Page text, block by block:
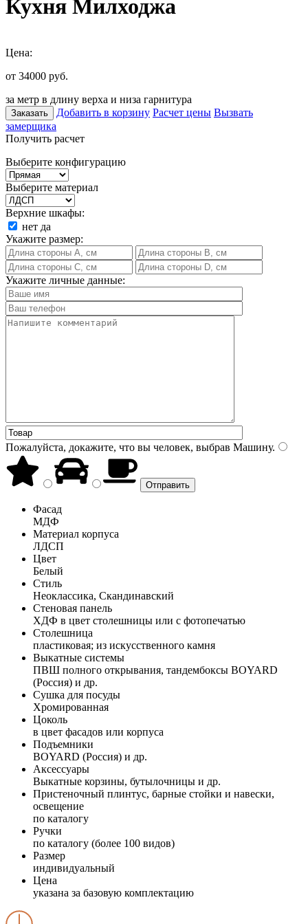
Кухня Милходжа
Цена:
от 34000 руб.
за метр в длину верха и низа гарнитура
Заказать Добавить в корзину Расчет цены Вызвать
замерщика
Получить расчет
Выберите конфигурацию
Выберите материал
Верхние шкафы:
нет да
Укажите размер:
Укажите личные данные:
Пожалуйста, докажите, что вы человек, выбрав Машину.
Фасад
МДФ
Материал корпуса
ЛДСП
Цвет
Белый
Стиль
Неоклассика, Скандинавский
Стеновая панель
ХДФ в цвет столешницы или с фотопечатью
Столешница
пластиковая; из искусственного камня
Выкатные системы
ПВШ полного открывания, тандембоксы BOYARD
(Россия) и др.
Сушка для посуды
Хромированная
Цоколь
в цвет фасадов или корпуса
Подъемники
BOYARD (Россия) и др.
Аксессуары
Выкатные корзины, бутылочницы и др.
Пристеночный плинтус, барные стойки и навески,
освещение
по каталогу
Ручки
по каталогу (более 100 видов)
Размер
индивидуальный
Цена
указана за базовую комплектацию